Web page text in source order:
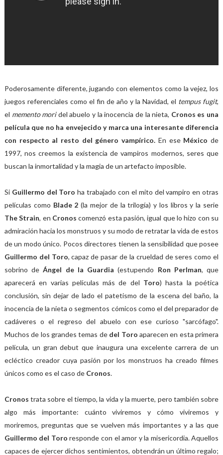
Poderosamente diferente, jugando con elementos como la vejez, los
juegos referenciales como el fin de año y la Navidad, el tempus fugit,
el memento moridel abuelo y la inocencia de la nieta, Cronos es una
película que no ha envejecido y marca una interesante diferencia
con respecto al resto del género vampírico. En ese Méxicode
1997, nos creemos la existencia de vampiros modernos, seres que
buscan la inmortalidad y la magia de un artefacto imposible.
Si Guillermo del Toro ha trabajado con el mito del vampiro en otras
películas como Blade 2 (la mejor de la trilogía) y los libros y la serie
The Strain, en Cronoscomenzó esta pasión, igual que lo hizo con su
admiración hacia los monstruos y su modo de retratar la vida de estos
de un modo único. Pocos directores tienen la sensibilidad que posee
Guillermo del Toro, capaz de pasar de la crueldad de seres como el
sobrino deÁngel de la Guardia (estupendo Ron Perlman, que
aparecerá en varias películas más de del Toro) hasta la poética
conclusión, sin dejar de lado el patetismo de la escena del baño, la
inocencia de la nieta o segmentos cómicos como el del preparador de
cadáveres o el regreso del abuelo con ese curioso "sarcófago".
Muchos de los grandes temas de del Toro aparecen en esta primera
película, un gran debut que inaugura una excelente carrera de un
ecléctico creador cuya pasión por los monstruos ha creado filmes
únicos como es el caso de Cronos.
Cronostrata sobre el tiempo, la vida y la muerte, pero también sobre
algo más importante: cuánto viviremos y cómo viviremos y
moriremos, preguntas que se vuelven más importantes y a las que
Guillermo del Tororesponde con el amor y la misericordia. Aquellos
capaces de ejercer dichos sentimientos, obtendrán un último regalo;